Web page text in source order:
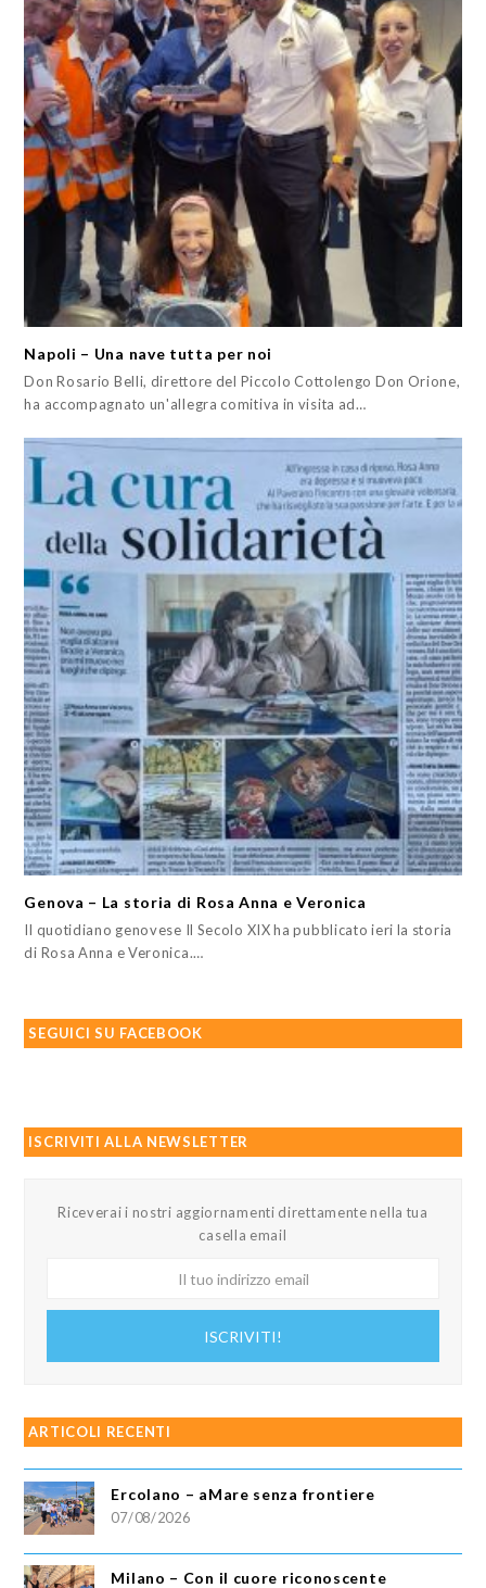
Napoli – Una nave tutta per noi
Don Rosario Belli, direttore del Piccolo Cottolengo Don Orione,
ha accompagnato un'allegra comitiva in visita ad…
Genova – La storia di Rosa Anna e Veronica
Il quotidiano genovese Il Secolo XIX ha pubblicato ieri la storia
di Rosa Anna e Veronica.…
SEGUICI SU FACEBOOK
ISCRIVITI ALLA NEWSLETTER
Riceverai i nostri aggiornamenti direttamente nella tua
casella email
ISCRIVITI!
ARTICOLI RECENTI
Ercolano – aMare senza frontiere
07/08/2026
Milano – Con il cuore riconoscente